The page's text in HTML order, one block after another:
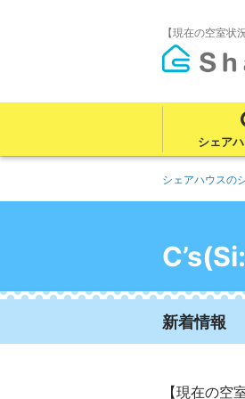
【現在の空室
シェア
シェアハウスの
新着情報
【現在の空